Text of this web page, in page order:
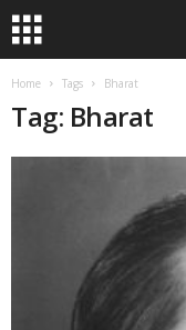
Home Tags Bharat
Tag: Bharat